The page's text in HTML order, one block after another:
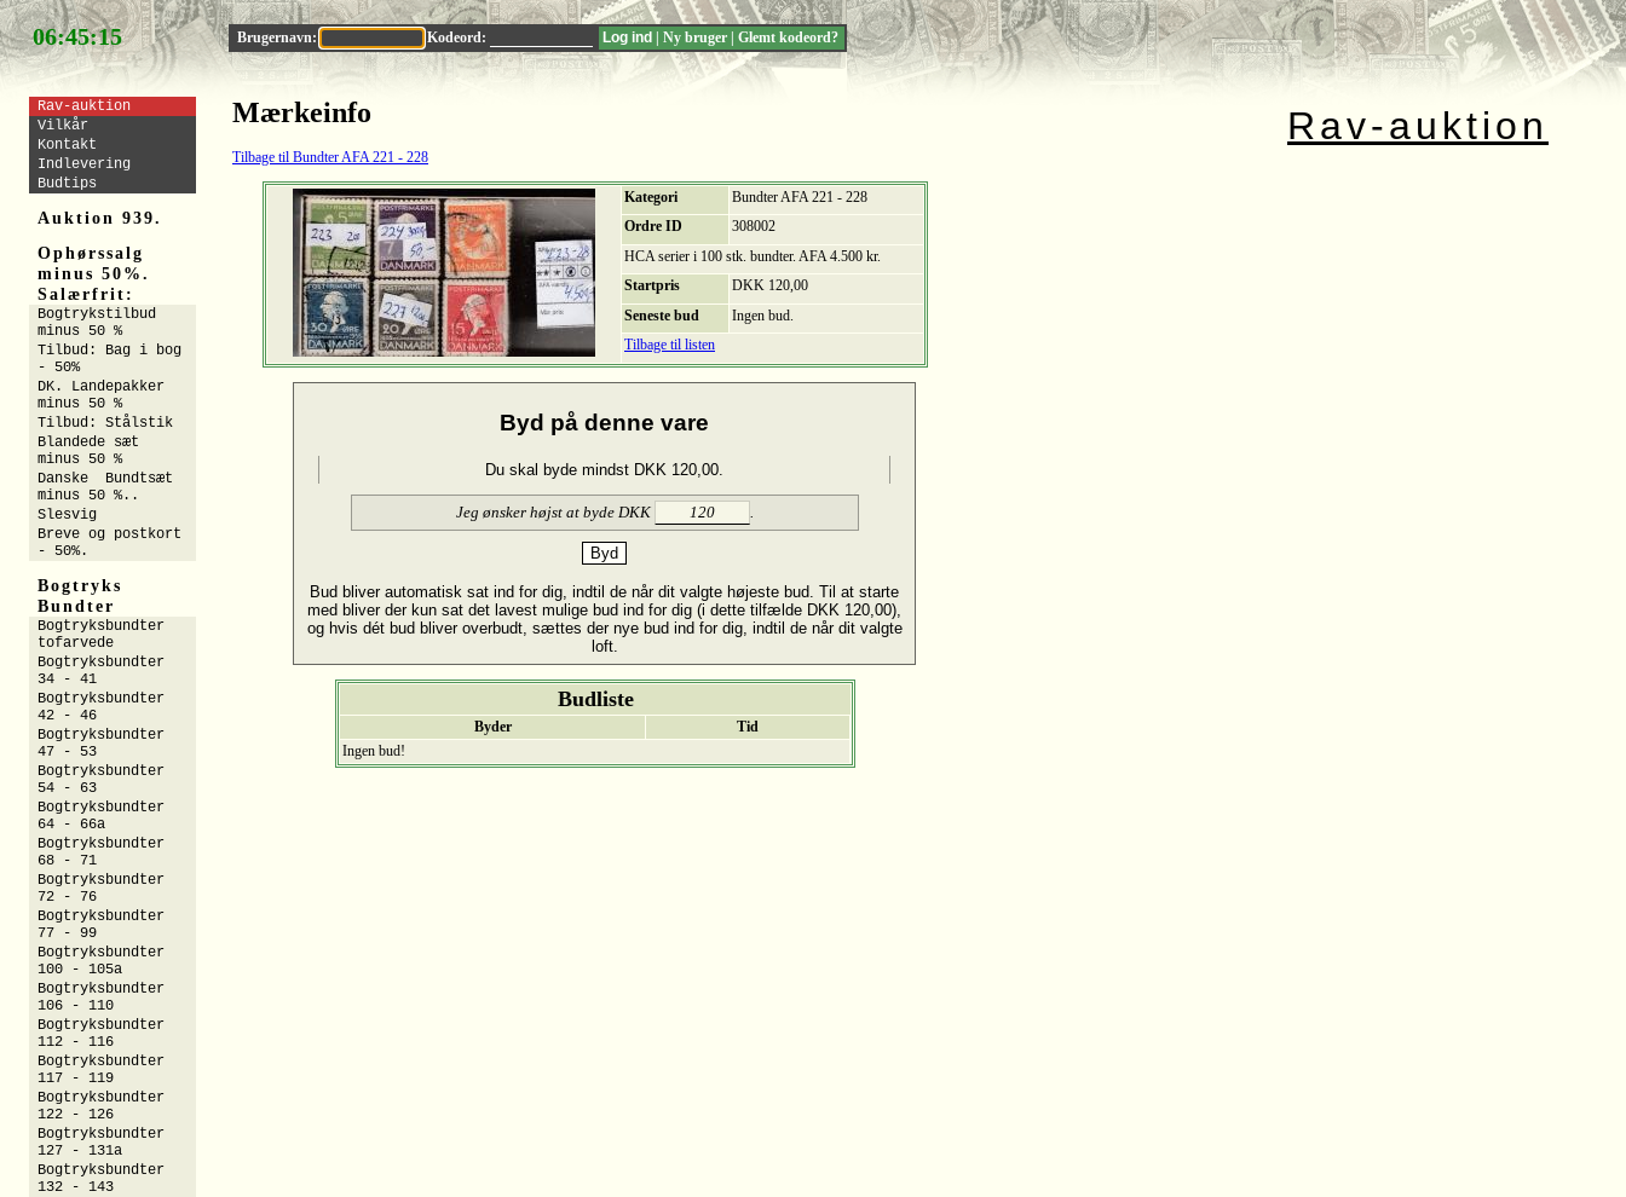
06:45:15 Brugernavn: Kodeord: Ny bruger Glemt kodeord?
Rav-auktion
Mærkeinfo
Tilbage til Bundter AFA 221 - 228
Kategori
Bundter AFA 221 - 228
Ordre ID
308002
HCA serier i 100 stk. bundter. AFA 4.500 kr.
Startpris
DKK 120,00
Seneste bud
Ingen bud.
Tilbage til listen
Byd på denne vare
Du skal byde mindst DKK 120,00.
Jeg ønsker højst at byde DKK .
Bud bliver automatisk sat ind for dig, indtil de når dit valgte højeste bud. Til at starte
med bliver der kun sat det lavest mulige bud ind for dig (i dette tilfælde DKK 120,00),
og hvis dét bud bliver overbudt, sættes der nye bud ind for dig, indtil de når dit valgte
loft.
Budliste
Byder
Tid
Ingen bud!
Rav-auktion
Vilkår
Kontakt
Indlevering
Budtips
Auktion 939.
Ophørssalg
minus 50%.
Salærfrit:
Bogtrykstilbud
minus 50 %
Tilbud: Bag i bog
- 50%
DK. Landepakker
minus 50 %
Tilbud: Stålstik
Blandede sæt
minus 50 %
Danske Bundtsæt
minus 50 %..
Slesvig
Breve og postkort
- 50%.
Bogtryks
Bundter
Bogtryksbundter
tofarvede
Bogtryksbundter
34 - 41
Bogtryksbundter
42 - 46
Bogtryksbundter
47 - 53
Bogtryksbundter
54 - 63
Bogtryksbundter
64 - 66a
Bogtryksbundter
68 - 71
Bogtryksbundter
72 - 76
Bogtryksbundter
77 - 99
Bogtryksbundter
100 - 105a
Bogtryksbundter
106 - 110
Bogtryksbundter
112 - 116
Bogtryksbundter
117 - 119
Bogtryksbundter
122 - 126
Bogtryksbundter
127 - 131a
Bogtryksbundter
132 - 143